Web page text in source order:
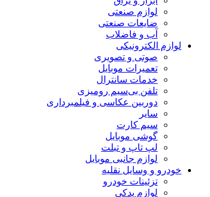
لوازم صنعتی
ضایعات صنعتی
آب و فاضلاب
لوازم الکترونیکی
صوتی و تصویری
تعمیرات موبایل
خدمات سانترال
تلفن بی‌سیم رومیزی
دوربین عکاسی و فیلمبرداری
سایر
سیم کارت
گوشی موبایل
لپ تاپ و تبلت
لوازم جانبی موبایل
خودرو و وسایل نقلیه
تزئینات خودرو
لوازم یدکی